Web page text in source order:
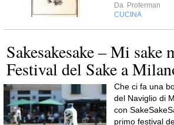
Da Proferman
CUCINA
Sakesakesake – Mi sake
Festival del Sake a
Che ci fa una
del Naviglio di
con
primo festival